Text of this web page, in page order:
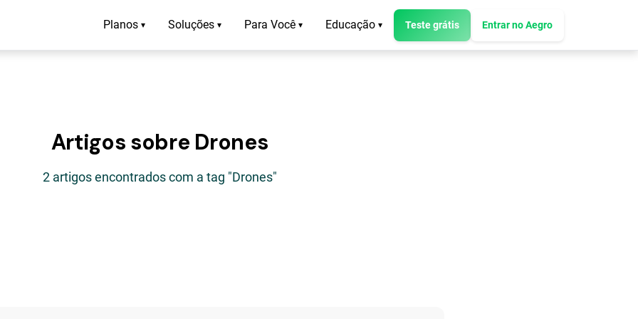
Planos ▾ Soluções ▾ Para Você ▾ Educação ▾ Teste grátis Entrar no Aegro
Artigos sobre Drones
2 artigos encontrados com a tag "Drones"